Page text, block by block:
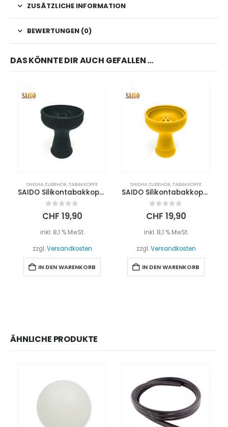
ZUSÄTZLICHE INFORMATION
BEWERTUNGEN (0)
DAS KÖNNTE DIR AUCH GEFALLEN …
SHISHA ZUBEHÖR,TABAKKÖPFE
SAIDO Silikontabakkopf 6-Kammer
0 out of 5
CHF 19,90
inkl. 8,1 % MwSt.
zzgl.Versandkosten
IN DEN WARENKORB
SHISHA ZUBEHÖR,TABAKKÖPFE
SAIDO Silikontabakkopf 7-Loch – Gold
0 out of 5
CHF 19,90
inkl. 8,1 % MwSt.
zzgl.Versandkosten
IN DEN WARENKORB
ÄHNLICHE PRODUKTE